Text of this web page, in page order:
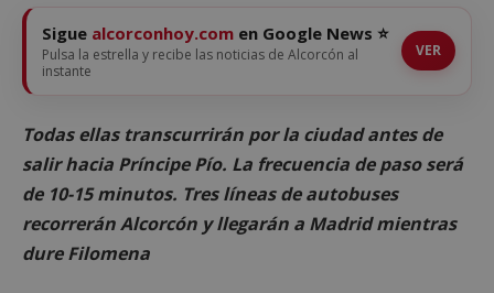
Sigue alcorconhoy.com en Google News ⭐
Pulsa la estrella y recibe las noticias de Alcorcón al
instante
VER
Todas ellas transcurrirán por la ciudad antes de
salir hacia Príncipe Pío. La frecuencia de paso será
de 10-15 minutos. Tres líneas de autobuses
recorrerán Alcorcón y llegarán a Madrid mientras
dure Filomena